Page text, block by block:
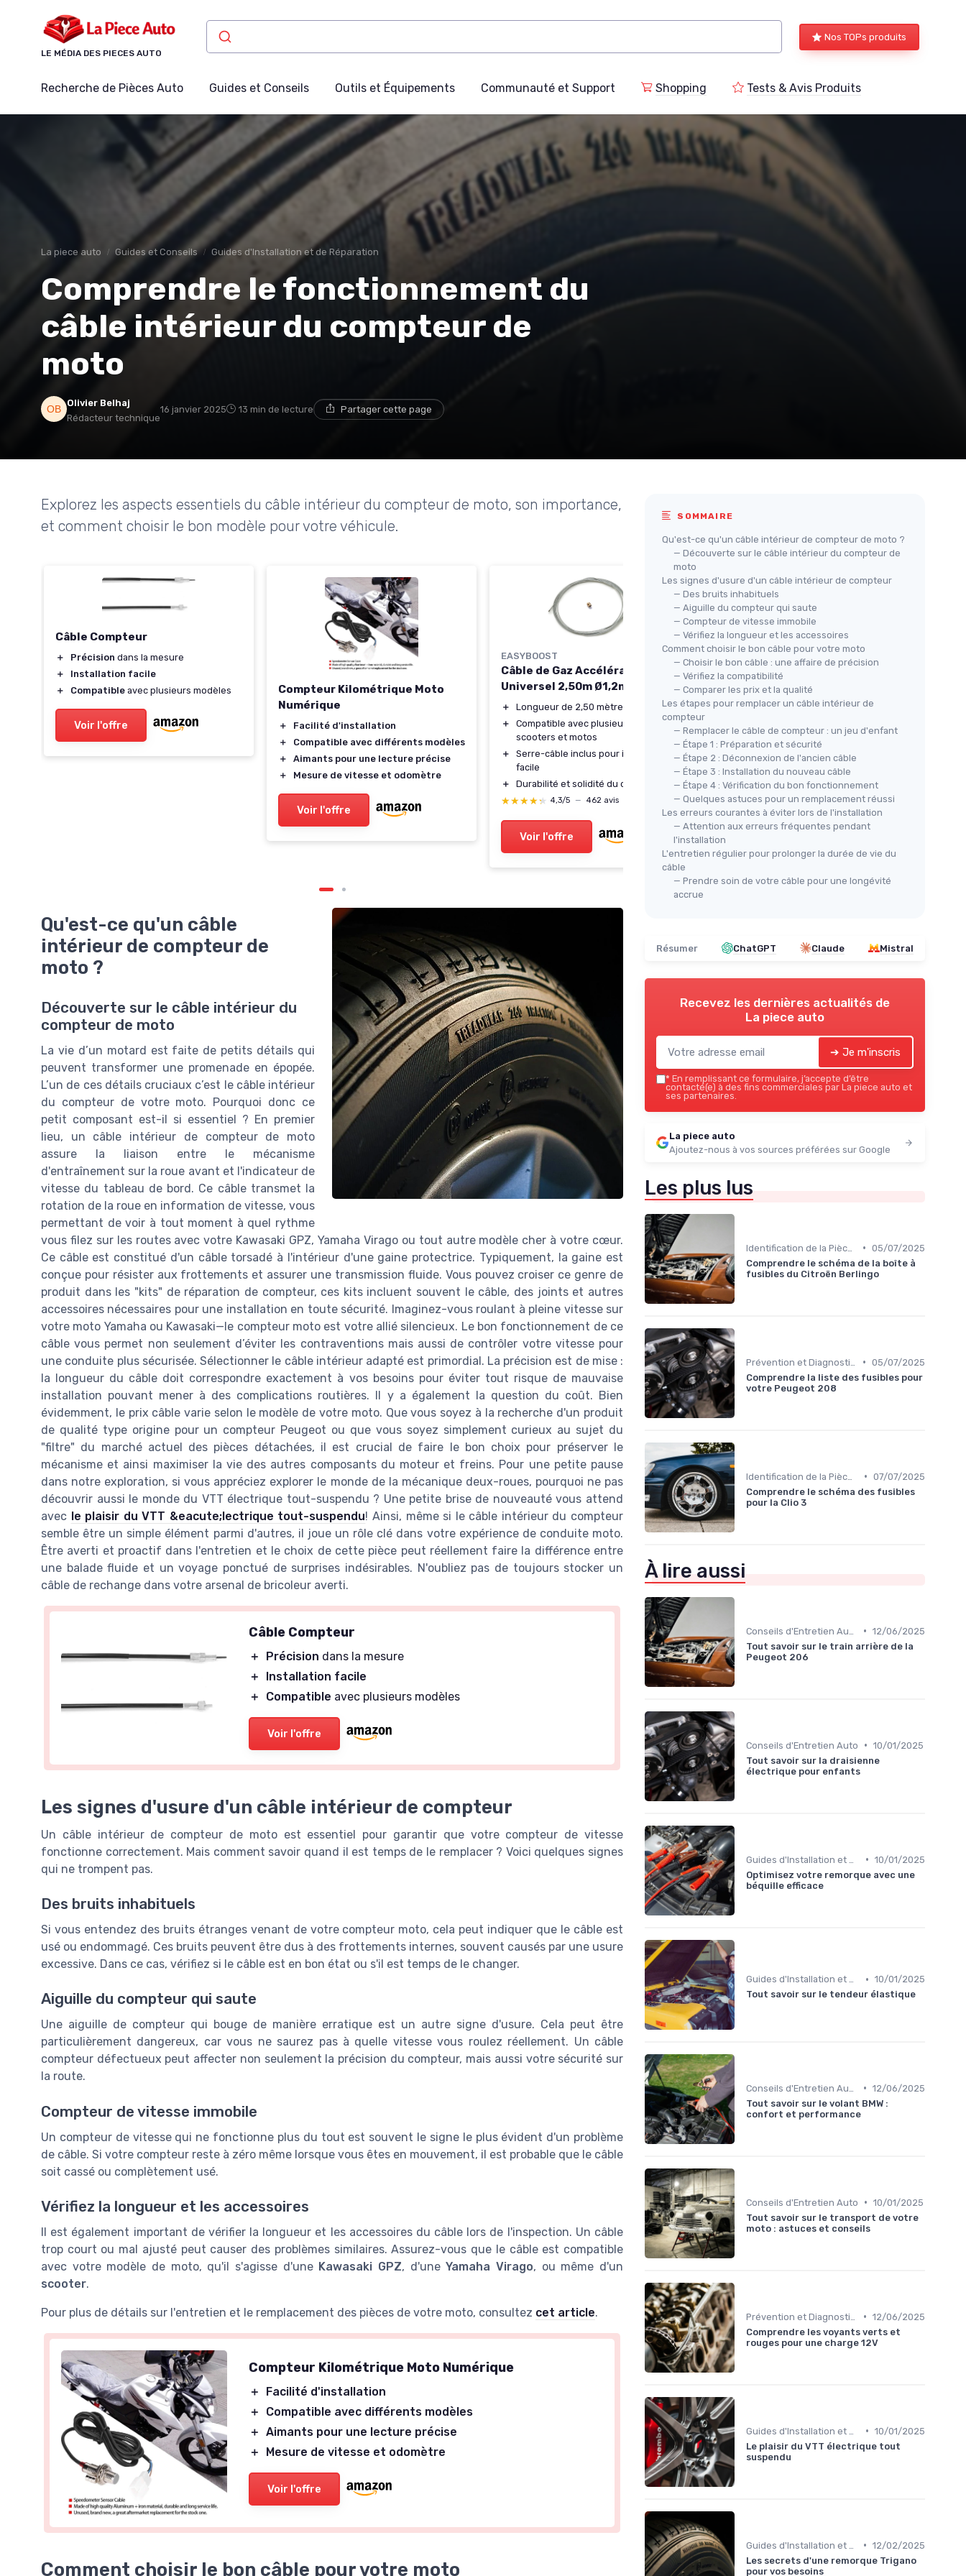
LE MÉDIA DES PIECES AUTO
Nos TOPs produits
Recherche de Pièces Auto Guides et Conseils Outils et Équipements Communauté et Support Shopping Tests & Avis Produits
La piece auto Guides et Conseils Guides d'Installation et de Réparation
Comprendre le fonctionnement du
câble intérieur du compteur de
moto
Olivier Belhaj
Rédacteur technique
16 janvier 2025 13 min de lecture Partager cette page
Explorez les aspects essentiels du câble intérieur du compteur de moto, son importance,
et comment choisir le bon modèle pour votre véhicule.
Câble Compteur
＋ Précision dans la mesure
＋
Installation facile
＋
Compatible avec plusieurs modèles
Voir l'offre
Compteur Kilométrique Moto
Numérique
＋
Facilité d'installation
＋
Compatible avec différents modèles
＋
Aimants pour une lecture précise
＋
Mesure de vitesse et odomètre
Voir l'offre
EASYBOOST
Câble de Gaz Accélérateur
Universel 2,50m Ø1,2mm
＋
Longueur de 2,50 mètres
＋
Compatible avec plusieurs modèles de
scooters et motos
＋
Serre-câble inclus pour installation
facile
＋
Durabilité et solidité du câble
★★★★★
★★★★★ 4,3/5 — 462 avis
Voir l'offre
Câble Compteur
＋ Précision
dans la mesure
＋ Installation facile
＋ Compatibleavec plusieurs modèles
Voir l'offre
Qu'est-ce qu'un câble
intérieur de compteur de
moto ?
Découverte sur le câble intérieur du
compteur de moto
La vie d’un motard est faite de petits détails qui
peuvent transformer une promenade en épopée.
L’un de ces détails cruciaux c’est le câble intérieur
du compteur de votre moto. Pourquoi donc ce
petit composant est-il si essentiel ? En premier
lieu, un câble intérieur de compteur de moto
assure la liaison entre le mécanisme
d'entraînement sur la roue avant et l'indicateur de
vitesse du tableau de bord. Ce câble transmet la
rotation de la roue en information de vitesse, vous
permettant de voir à tout moment à quel rythme
vous filez sur les routes avec votre Kawasaki GPZ, Yamaha Virago ou tout autre modèle cher à votre cœur.
Ce câble est constitué d'un câble torsadé à l'intérieur d'une gaine protectrice. Typiquement, la gaine est
conçue pour résister aux frottements et assurer une transmission fluide. Vous pouvez croiser ce genre de
produit dans les "kits" de réparation de compteur, ces kits incluent souvent le câble, des joints et autres
accessoires nécessaires pour une installation en toute sécurité. Imaginez-vous roulant à pleine vitesse sur
votre moto Yamaha ou Kawasaki—le compteur moto est votre allié silencieux. Le bon fonctionnement de ce
câble vous permet non seulement d’éviter les contraventions mais aussi de contrôler votre vitesse pour
une conduite plus sécurisée. Sélectionner le câble intérieur adapté est primordial. La précision est de mise :
la longueur du câble doit correspondre exactement à vos besoins pour éviter tout risque de mauvaise
installation pouvant mener à des complications routières. Il y a également la question du coût. Bien
évidemment, le prix câble varie selon le modèle de votre moto. Que vous soyez à la recherche d'un produit
de qualité type origine pour un compteur Peugeot ou que vous soyez simplement curieux au sujet du
"filtre" du marché actuel des pièces détachées, il est crucial de faire le bon choix pour préserver le
mécanisme et ainsi maximiser la vie des autres composants du moteur et freins. Pour une petite pause
dans notre exploration, si vous appréciez explorer le monde de la mécanique deux-roues, pourquoi ne pas
découvrir aussi le monde du VTT électrique tout-suspendu ? Une petite brise de nouveauté vous attend
avec le plaisir du VTT &eacute;lectrique tout-suspendu! Ainsi, même si le câble intérieur du compteur
semble être un simple élément parmi d'autres, il joue un rôle clé dans votre expérience de conduite moto.
Être averti et proactif dans l'entretien et le choix de cette pièce peut réellement faire la différence entre
une balade fluide et un voyage ponctué de surprises indésirables. N'oubliez pas de toujours stocker un
câble de rechange dans votre arsenal de bricoleur averti.
Câble Compteur
＋ Précision dans la mesure
＋
Installation facile
＋
Compatible avec plusieurs modèles
Voir l'offre
Les signes d'usure d'un câble intérieur de compteur
Un câble intérieur de compteur de moto est essentiel pour garantir que votre compteur de vitesse
fonctionne correctement. Mais comment savoir quand il est temps de le remplacer ? Voici quelques signes
qui ne trompent pas.
Des bruits inhabituels
Si vous entendez des bruits étranges venant de votre compteur moto, cela peut indiquer que le câble est
usé ou endommagé. Ces bruits peuvent être dus à des frottements internes, souvent causés par une usure
excessive. Dans ce cas, vérifiez si le câble est en bon état ou s'il est temps de le changer.
Aiguille du compteur qui saute
Une aiguille de compteur qui bouge de manière erratique est un autre signe d'usure. Cela peut être
particulièrement dangereux, car vous ne saurez pas à quelle vitesse vous roulez réellement. Un câble
compteur défectueux peut affecter non seulement la précision du compteur, mais aussi votre sécurité sur
la route.
Compteur de vitesse immobile
Un compteur de vitesse qui ne fonctionne plus du tout est souvent le signe le plus évident d'un problème
de câble. Si votre compteur reste à zéro même lorsque vous êtes en mouvement, il est probable que le câble
soit cassé ou complètement usé.
Vérifiez la longueur et les accessoires
Il est également important de vérifier la longueur et les accessoires du câble lors de l'inspection. Un câble
trop court ou mal ajusté peut causer des problèmes similaires. Assurez-vous que le câble est compatible
avec votre modèle de moto, qu'il s'agisse d'une Kawasaki GPZ, d'uneYamaha Virago, ou même d'un
scooter.
Pour plus de détails sur l'entretien et le remplacement des pièces de votre moto, consultez cet article.
Compteur Kilométrique Moto Numérique
＋
Facilité d'installation
＋
Compatible avec différents modèles
＋ Aimants pour une lecture précise
＋
Mesure de vitesse et odomètre
Voir l'offre
Comment choisir le bon câble pour votre moto
SOMMAIRE
Qu'est-ce qu'un câble intérieur de compteur de moto ?
— Découverte sur le câble intérieur du compteur de
moto
Les signes d'usure d'un câble intérieur de compteur
— Des bruits inhabituels
— Aiguille du compteur qui saute
— Compteur de vitesse immobile
— Vérifiez la longueur et les accessoires
Comment choisir le bon câble pour votre moto
— Choisir le bon câble : une affaire de précision
— Vérifiez la compatibilité
— Comparer les prix et la qualité
Les étapes pour remplacer un câble intérieur de
compteur
— Remplacer le câble de compteur : un jeu d'enfant
— Étape 1 : Préparation et sécurité
— Étape 2 : Déconnexion de l'ancien câble
— Étape 3 : Installation du nouveau câble
— Étape 4 : Vérification du bon fonctionnement
— Quelques astuces pour un remplacement réussi
Les erreurs courantes à éviter lors de l'installation
— Attention aux erreurs fréquentes pendant
l'installation
L'entretien régulier pour prolonger la durée de vie du
câble
— Prendre soin de votre câble pour une longévité
accrue
Résumer ChatGPT Claude Mistral
Recevez les dernières actualités de
La piece auto
➔ Je m'inscris
* En remplissant ce formulaire, j’accepte d’être
contacté(e) à des fins commerciales par La piece auto et
ses partenaires.
La piece auto
Ajoutez-nous à vos sources préférées sur Google
Les plus lus
• 05/07/2025
Comprendre le schéma de la boîte à
fusibles du Citroën Berlingo
• 05/07/2025
Comprendre la liste des fusibles pour
votre Peugeot 208
• 07/07/2025
Comprendre le schéma des fusibles
pour la Clio 3
À lire aussi
• 12/06/2025
Tout savoir sur le train arrière de la
Peugeot 206
Conseils d'Entretien Auto • 10/01/2025
Tout savoir sur la draisienne
électrique pour enfants
• 10/01/2025
Optimisez votre remorque avec une
béquille efficace
Guides d'Installation et de Réparation • 10/01/2025
Tout savoir sur le tendeur élastique
• 12/06/2025
Tout savoir sur le volant BMW :
confort et performance
Conseils d'Entretien Auto • 10/01/2025
Tout savoir sur le transport de votre
moto : astuces et conseils
• 12/06/2025
Comprendre les voyants verts et
rouges pour une charge 12V
• 10/01/2025
Le plaisir du VTT électrique tout
suspendu
• 12/02/2025
Les secrets d'une remorque Trigano
pour vos besoins